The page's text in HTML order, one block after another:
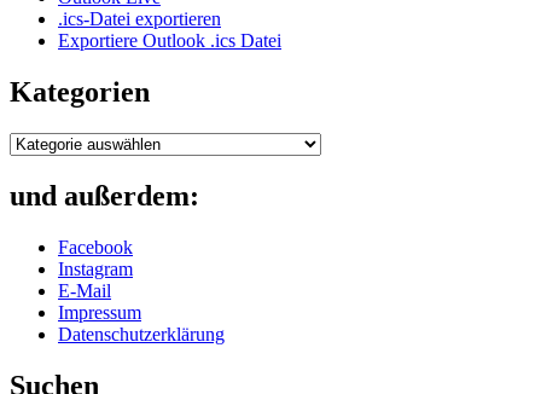
.ics-Datei exportieren
Exportiere Outlook .ics Datei
Kategorien
Kategorien
und außerdem:
Facebook
Instagram
E-Mail
Impressum
Datenschutzerklärung
Suchen